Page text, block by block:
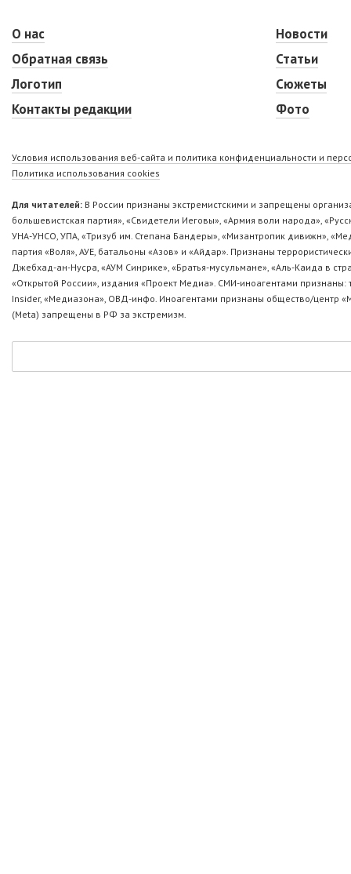
О нас
Обратная связь
Логотип
Контакты редакции
Новости
Статьи
Сюжеты
Фото
Условия использования веб-сайта и политика конфиденциальности и
Политика использования cookies
Для читателей: В России признаны экстремистскими и запрещены
большевистская партия», «Свидетели Иеговы», «Армия воли народа»,
УНА-УНСО, УПА, «Тризуб им. Степана Бандеры», «Мизантропик дивижн»,
партия «Воля», АУЕ, батальоны «Азов» и «Айдар». Признаны
Джебхад-ан-Нусра, «АУМ Синрике», «Братья-мусульмане», «Аль-Каида в
«Открытой России», издания «Проект Медиа». СМИ-иноагентами
Insider, «Медиазона», ОВД-инфо. Иноагентами признаны общество/центр
(Metа) запрещены в РФ за экстремизм.